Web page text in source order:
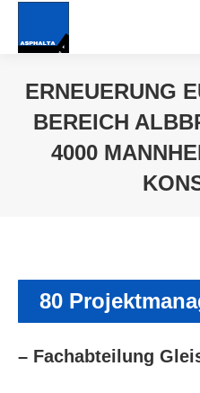
ERNEUERUNG
BEREICH
4000
80
– Fachabteilung